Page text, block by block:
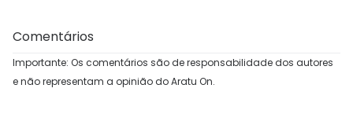
Comentários
Importante: Os comentários são de responsabilidade dos autores
e não representam a opinião do Aratu On.